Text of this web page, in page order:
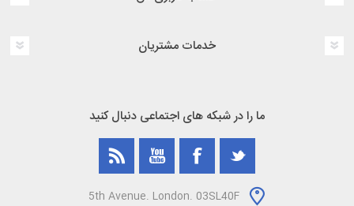
خدمات مشتریان
ما را در شبکه های اجتماعی دنبال کنید
5th Avenue. London. 03SL40F